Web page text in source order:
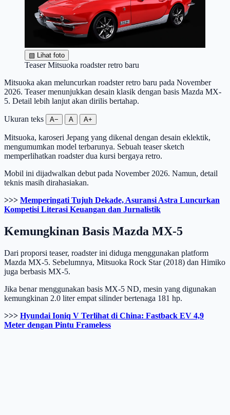
▧ Lihat foto
Teaser Mitsuoka roadster retro baru
Mitsuoka akan meluncurkan roadster retro baru pada November
2026. Teaser menunjukkan desain klasik dengan basis Mazda MX-
5. Detail lebih lanjut akan dirilis bertahap.
Ukuran teks A− A A+
Mitsuoka, karoseri Jepang yang dikenal dengan desain eklektik,
mengumumkan model terbarunya. Sebuah teaser sketch
memperlihatkan roadster dua kursi bergaya retro.
Mobil ini dijadwalkan debut pada November 2026. Namun, detail
teknis masih dirahasiakan.
>>> Memperingati Tujuh Dekade, Asuransi Astra Luncurkan
Kompetisi Literasi Keuangan dan Jurnalistik
Kemungkinan Basis Mazda MX-5
Dari proporsi teaser, roadster ini diduga menggunakan platform
Mazda MX-5. Sebelumnya, Mitsuoka Rock Star (2018) dan Himiko
juga berbasis MX-5.
Jika benar menggunakan basis MX-5 ND, mesin yang digunakan
kemungkinan 2.0 liter empat silinder bertenaga 181 hp.
>>> Hyundai Ioniq V Terlihat di China: Fastback EV 4,9
Meter dengan Pintu Frameless